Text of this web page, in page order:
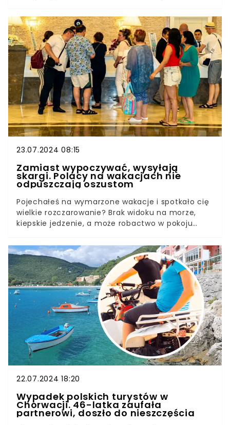
nie było to żadną przeszkodą. Chcieli spróbować
innego życia i udało im się to. Niestety teraz, po
kilku miesiącach spędzonym w egzotycznym raju,
kolejne problemy spędzają im sen z oczu.Rodzina
Clarke stała się sławna po tym, jak pani Dominika
w lutym zeszłego roku urodziła pięcioraczki, a
jedno z dzieci zmarło tuż po porodzie. Gdy wyszło
na jaw, że na maluszki czeka w domu jeszcze
siedmioro rodzeństwa, cała Polska zaczęła
interesować się losami tej niebywałej rodziny. Ich
relacje z życia na tajlandzkiej wyspie oglądają
setki tysięcy ludzi.
23.07.2024 08:15
Zamiast wypoczywać, wysyłają
skargi. Polacy na wakacjach nie
odpuszczają oszustom
Pojechałeś na wymarzone wakacje i spotkało cię
wielkie rozczarowanie? Brak widoku na morze,
kiepskie jedzenie, a może robactwo w pokoju
mają wyjątkowe szczęście do oszustw i coraz
więcej z nich nie ma zamiaru się na to godzić.
Tym bardziej że za każdą taką "niespodziankę"
można liczyć na pokaźne zwroty – nawet do 50
proc. ceny wyjazdu.Skarżymy nie tylko do UOKiK,
ale też do Europejskiego Centrum
Konsumenckiego. Skala zjawiska jest duża i ciągle
rośnie. I to nie dlatego, że składanie pism jest
naszym narodowym hobby, tylko dlatego, że na
rynku aż kipi od przekłamanych wakacyjnych
ofert. A wysokość potencjalnego zwrotu
pieniędzy za poszczególne uchybienia można
łatwo sprawdzić.
22.07.2024 18:20
Wypadek polskich turystów w
Chorwacji. 46-latka zaufała
partnerowi, doszło do nieszczęścia